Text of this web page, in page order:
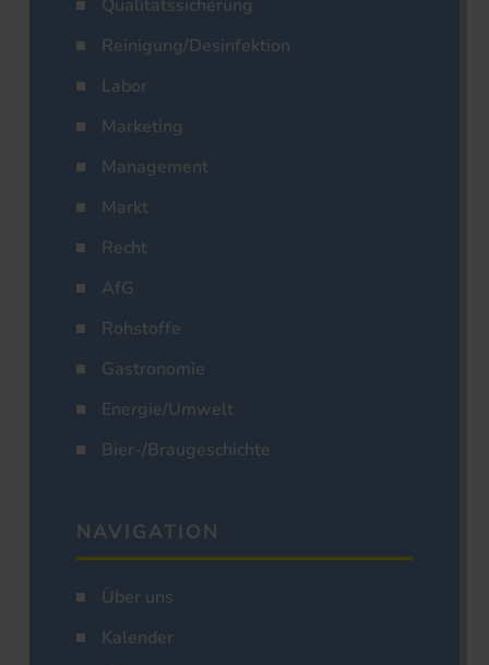
Qualitätssicherung
Reinigung/Desinfektion
Labor
Marketing
Management
Markt
Recht
AfG
Rohstoffe
Gastronomie
Energie/Umwelt
Bier-/Braugeschichte
NAVIGATION
Über uns
Kalender